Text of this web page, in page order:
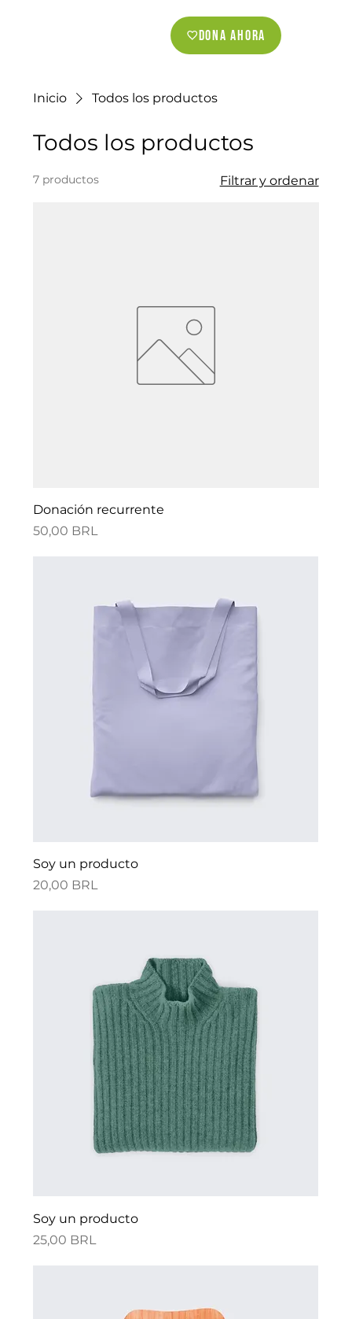
Dona ahora
Inicio Todos los productos
Todos los productos
7 productos Filtrar y ordenar
Donación recurrente
Precio
50,00 BRL
Soy un producto
Precio
20,00 BRL
Soy un producto
Precio
25,00 BRL